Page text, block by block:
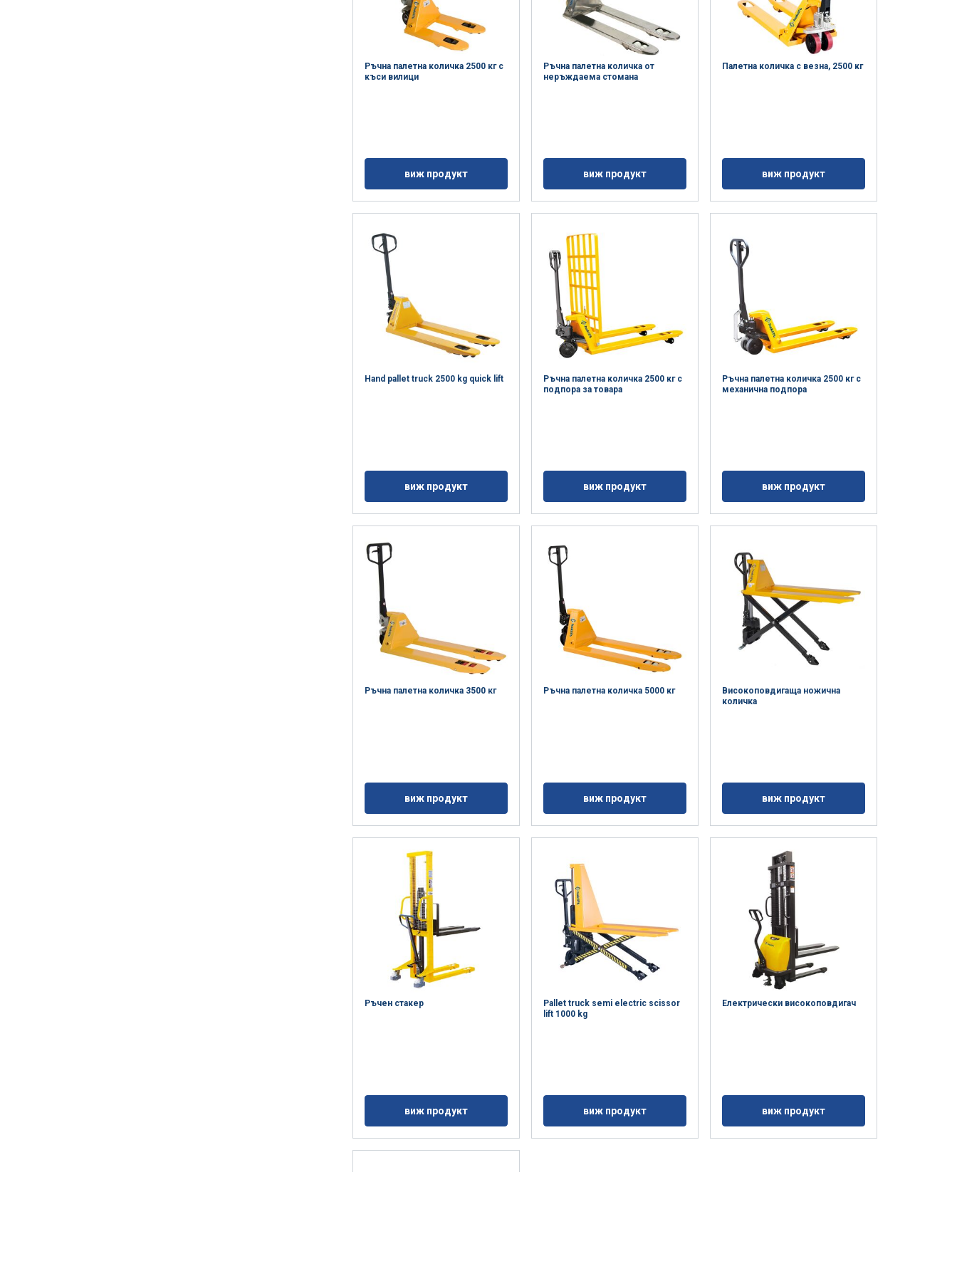
Ръчна палетна количка 2500 кг с
къси вилици
виж продукт
Ръчна палетна количка от
неръждаема стомана
виж продукт
Палетна количка с везна, 2500 кг
виж продукт
Hand pallet truck 2500 kg quick lift
виж продукт
Ръчна палетна количка 2500 кг с
подпора за товара
виж продукт
Ръчна палетна количка 2500 кг с
механична подпора
виж продукт
Ръчна палетна количка 3500 кг
виж продукт
Ръчна палетна количка 5000 кг
виж продукт
Високоповдигаща ножична
количка
виж продукт
Ръчен стакер
виж продукт
Pallet truck semi electric scissor
lift 1000 kg
виж продукт
Електрически високоповдигач
виж продукт
ПРИЕМЕТЕ ВСИЧКИ
ОТХВЪРЛЕТЕ ВСИЧКИ
ПОКАЖЕТЕ ПОДРОБНОСТИ